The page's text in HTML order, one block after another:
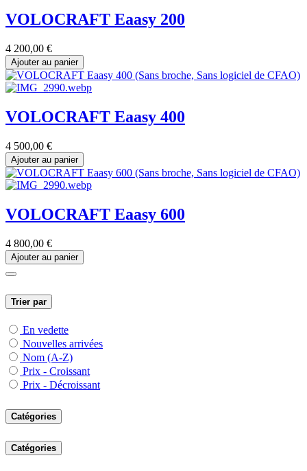
VOLOCRAFT Eaasy 200
4 200,00 €
Ajouter au panier
VOLOCRAFT Eaasy 400
4 500,00 €
Ajouter au panier
VOLOCRAFT Eaasy 600
4 800,00 €
Ajouter au panier
Trier par
En vedette
Nouvelles arrivées
Nom (A-Z)
Prix - Croissant
Prix - Décroissant
Catégories
Catégories